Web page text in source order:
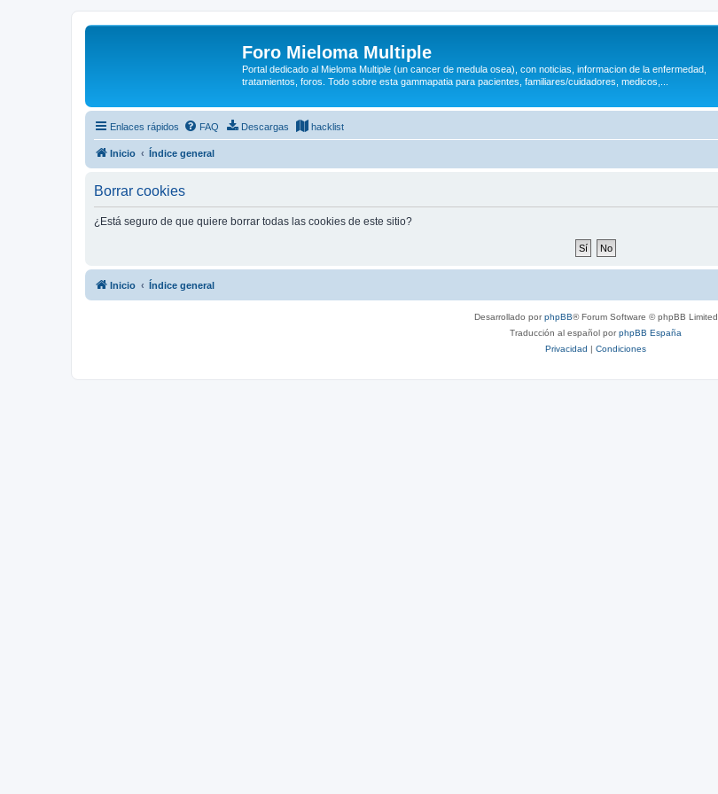
Foro Mieloma Multiple
Portal dedicado al Mieloma Multiple (un cancer de medula osea), con noticias, informacion de la enfermedad,
tratamientos, foros. Todo sobre esta gammapatia para pacientes, familiares/cuidadores, medicos,...
Enlaces rápidos FAQ Descargas hacklist
Inicio Índice general
Borrar cookies
¿Está seguro de que quiere borrar todas las cookies de este sitio?
Inicio Índice general
Desarrollado porphpBB® Forum Software © phpBB Limited
Traducción al español porphpBB España
Privacidad | Condiciones